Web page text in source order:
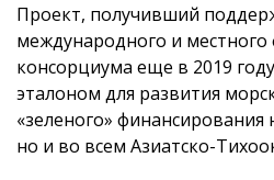
Проект, получивший
международного и местного
консорциума еще в 2019
эталоном для развития
«зеленого»
но и во всем Азиатско-